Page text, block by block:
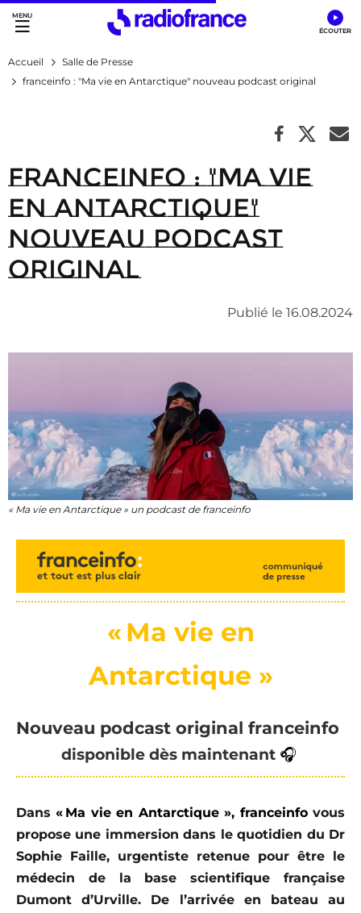
Accès direct :
Menu principal
Contenu
Accueil
Salle de Presse
franceinfo : "Ma vie en Antarctique" nouveau podcast original
franceinfo : "Ma vie
en Antarctique"
nouveau podcast
original
Publié le 16.08.2024
« Ma vie en Antarctique » un podcast de franceinfo
« Ma vie en
Antarctique»
disponible dès maintenant 🎧
Dans« Ma vie en Antarctique », franceinfovous
propose une immersion dans le quotidien du Dr
Sophie Faille, urgentiste retenue pour être le
médecin de la base scientifique française
Dumont d’Urville. De l’arrivée en bateau au